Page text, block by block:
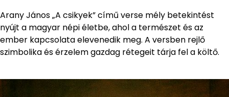
Arany János „A csikyek” című verse mély betekintést
nyújt a magyar népi életbe, ahol a természet és az
ember kapcsolata elevenedik meg. A versben rejlő
szimbolika és érzelem gazdag rétegeit tárja fel a költő.